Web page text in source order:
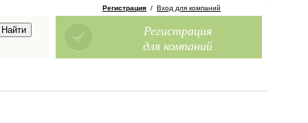
Регистрация / Вход для компаний
Регистрация
для компаний